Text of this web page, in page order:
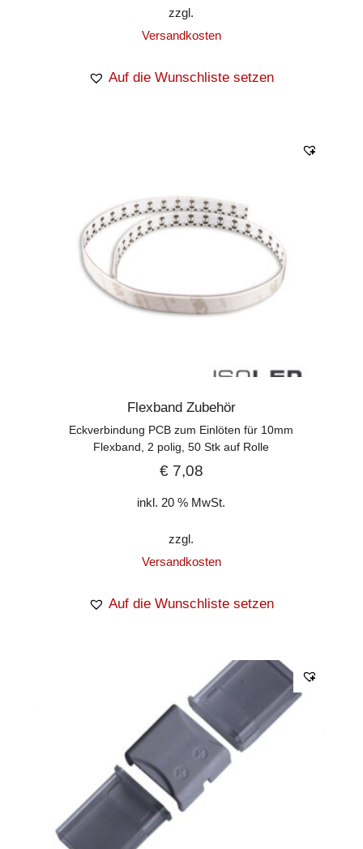
zzgl.
Versandkosten
Auf die Wunschliste setzen
Flexband Zubehör
Eckverbindung PCB zum Einlöten für 10mm
Flexband, 2 polig, 50 Stk auf Rolle
€7,08
inkl. 20 % MwSt.
zzgl.
Versandkosten
Auf die Wunschliste setzen